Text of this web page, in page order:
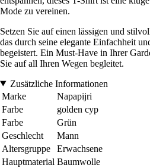
Mode zu vereinen.
Setzen Sie auf einen lässigen und
das durch seine elegante Einfachheit
begeistert. Ein Must-Have in Ihrer
Sie auf all Ihren Wegen begleitet.
Zusätzliche Informationen
Marke
Napapijri
Farbe
golden cyp
Farbe
Grün
Geschlecht
Mann
Altersgruppe
Erwachsene
Hauptmaterial Baumwolle